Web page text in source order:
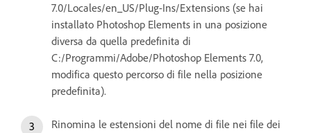
7.0/Locales/en_US/Plug-Ins/Extensions (se hai
installato Photoshop Elements in una posizione
diversa da quella predefinita di
C:/Programmi/Adobe/Photoshop Elements 7.0,
modifica questo percorso di file nella posizione
predefinita).
Rinomina le estensioni del nome di file nei file dei